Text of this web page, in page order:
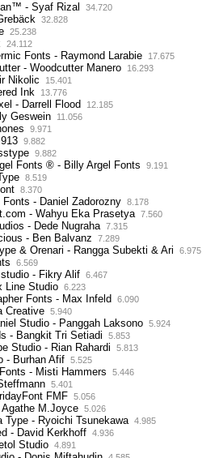
- Syaf Rizal 34.720
32.828
25.238
24.112
Fonts - Raymond Larabie 17.675
- Woodcutter Manero 16.293
Nikolic 15.401
Ink 13.776
- Darrell Flood 12.185
Geswein 11.056
9.971
9.882
9.882
Fonts ® - Billy Argel Fonts 9.191
8.519
8.370
Fonts - Daniel Zadorozny 8.178
- Wahyu Eka Prasetya 7.560
- Dede Nugraha 7.315
- Ben Balvanz 7.289
& Orenari - Rangga Subekti & Ari 6.975
6.569
- Fikry Alif 6.467
Line Studio 6.223
Fonts - Max Infeld 6.090
Creative 5.940
Studio - Panggah Laksono 5.924
- Bangkit Tri Setiadi 5.853
Studio - Rian Rahardi 5.813
- Burhan Afif 5.525
- Misti Hammers 5.446
5.401
FMF 5.056
M.Joyce 5.026
Type - Ryoichi Tsunekawa 4.985
- David Kerkhoff 4.936
Studio 4.891